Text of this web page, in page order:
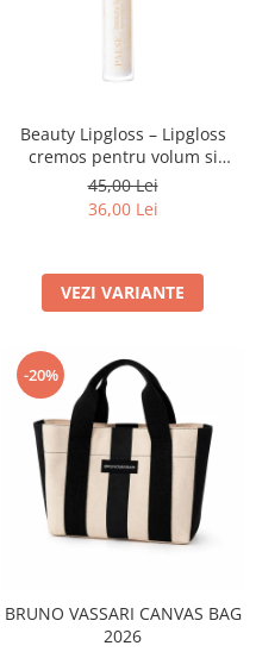
Beauty Lipgloss – Lipgloss
cremos pentru volum si
stralucire naturala
45,00 Lei
36,00 Lei
VEZI VARIANTE
-20%
BRUNO VASSARI CANVAS BAG
2026